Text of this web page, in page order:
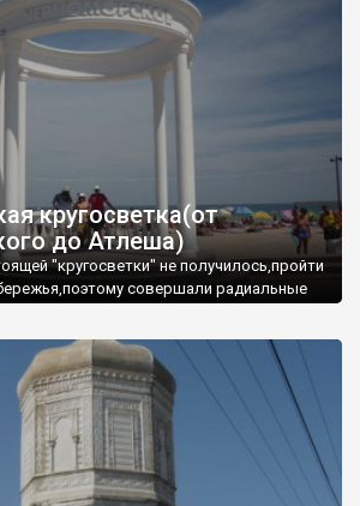
кругосветка(от
до Атлеша)
"кругосветки" не получилось,пройти
совершали радиальные